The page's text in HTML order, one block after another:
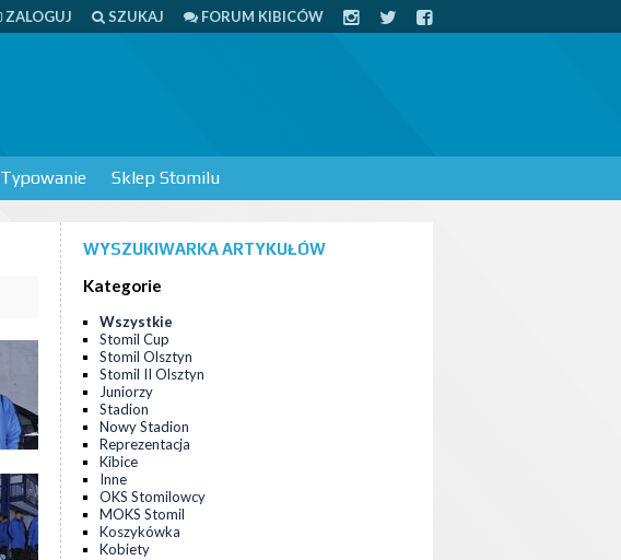
ZALOGUJ SZUKAJ FORUM KIBICÓW
Typowanie Sklep Stomilu
WYSZUKIWARKA ARTYKUŁÓW
Kategorie
Wszystkie
Stomil Cup
Stomil Olsztyn
Stomil II Olsztyn
Juniorzy
Stadion
Nowy Stadion
Reprezentacja
Kibice
Inne
OKS Stomilowcy
MOKS Stomil
Koszykówka
Kobiety